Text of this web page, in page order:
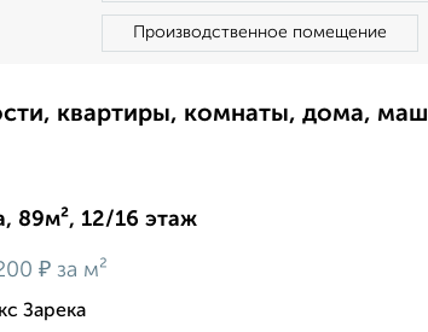
Производственное помещение
квартиры, комнаты, дома,
89м², 12/16 этаж
₽ за м²
Зарека